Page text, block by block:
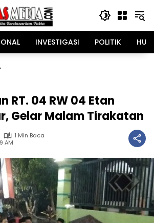
INVESTIGASI POLITIK
RT. 04 RW 04 Etan
Gelar Malam Tirakatan
1 Min Baca
AM